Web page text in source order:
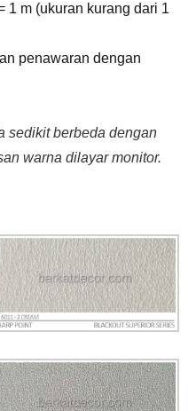
1 m (ukuran kurang dari 1
penawaran dengan
sedikit berbeda dengan
warna dilayar monitor.